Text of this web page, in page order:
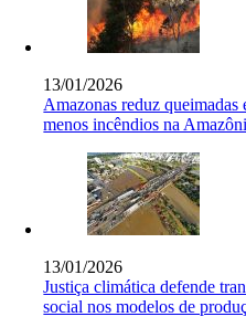
13/01/2026
Amazonas reduz
menos incêndios na
13/01/2026
Justiça climática defende
social nos modelos de